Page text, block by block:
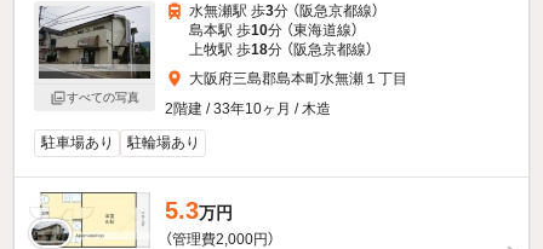
すべての写真
水無瀬駅 歩3分 （阪急京都線）
島本駅 歩10分 （東海道線）
上牧駅 歩18分 （阪急京都線）
大阪府三島郡島本町水無瀬１丁目
2階建 / 33年10ヶ月 / 木造
駐車場あり
駐輪場あり
5.3万円
（管理費2,000円）